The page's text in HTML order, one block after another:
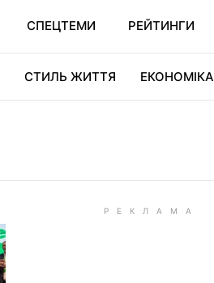
СПЕЦТЕМИ РЕЙТИНГИ
СТИЛЬ ЖИТТЯ ЕКОНОМІКА